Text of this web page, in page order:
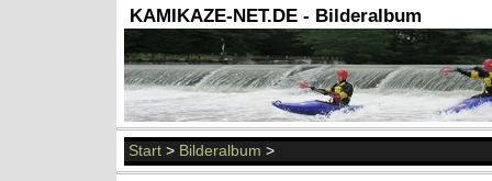
KAMIKAZE-NET.DE - Bilderalbum
Start > Bilderalbum >